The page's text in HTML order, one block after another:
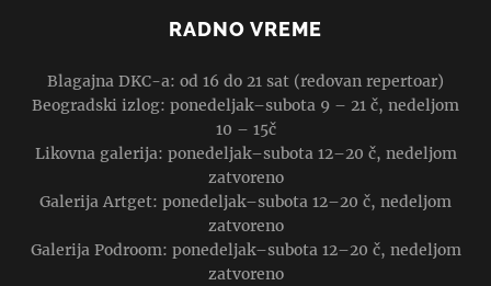
RADNO VREME
Blagajna DKC-a: od 16 do 21 sat (redovan repertoar)
Beogradski izlog: ponedeljak–subota 9 – 21 č, nedeljom
10 – 15č
Likovna galerija: ponedeljak–subota 12–20 č, nedeljom
zatvoreno
Galerija Artget: ponedeljak–subota 12–20 č, nedeljom
zatvoreno
Galerija Podroom: ponedeljak–subota 12–20 č, nedeljom
zatvoreno